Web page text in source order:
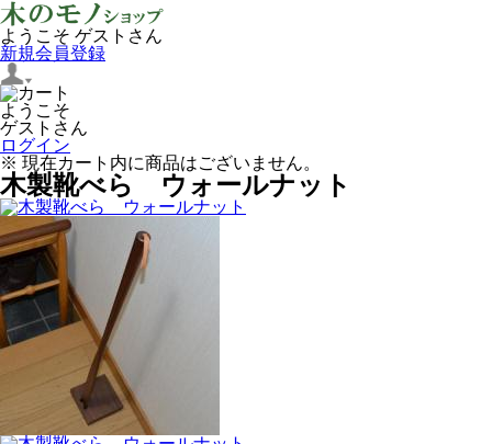
ようこそ ゲストさん
新規会員登録
ようこそ
ゲストさん
ログイン
※ 現在カート内に商品はございません。
木製靴べら ウォールナット